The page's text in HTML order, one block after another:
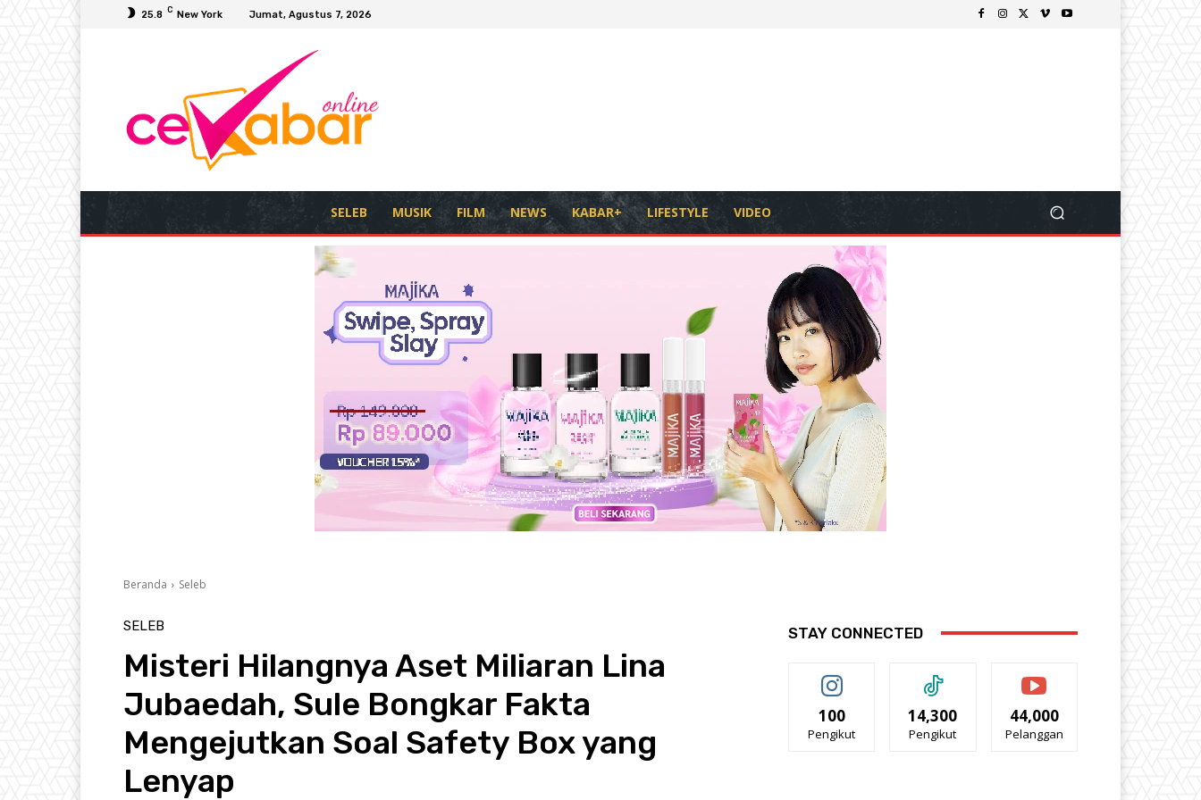
25.8 C New York Jumat, Agustus 7, 2026
SELEB MUSIK FILM NEWS KABAR+ LIFESTYLE VIDEO
Beranda Seleb
SELEB
Misteri Hilangnya Aset Miliaran Lina
Jubaedah, Sule Bongkar Fakta
Mengejutkan Soal Safety Box yang
Lenyap
STAY CONNECTED
100
Pengikut
14,300
Pengikut
44,000
Pelanggan